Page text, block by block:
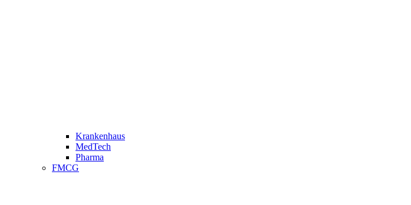
Krankenhaus
MedTech
Pharma
FMCG